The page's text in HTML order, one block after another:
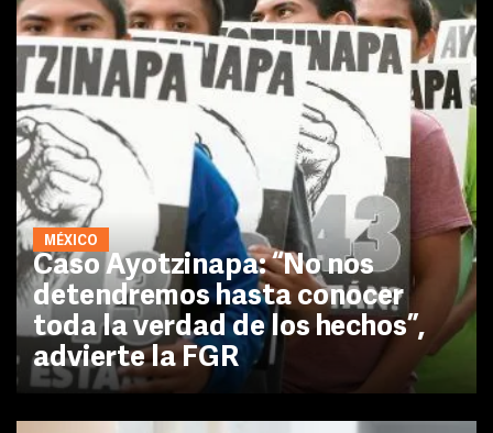
MÉXICO
Caso Ayotzinapa: “No nos
detendremos hasta conocer
toda la verdad de los hechos”,
advierte la FGR